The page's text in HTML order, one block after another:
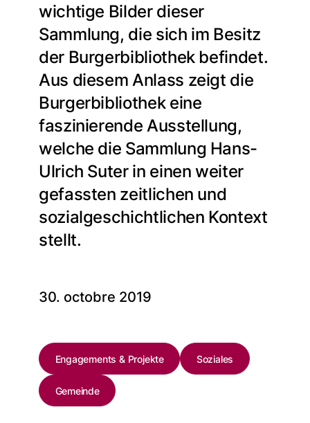
wichtige Bilder dieser
Sammlung, die sich im Besitz
der Burgerbibliothek befindet.
Aus diesem Anlass zeigt die
Burgerbibliothek eine
faszinierende Ausstellung,
welche die Sammlung Hans-
Ulrich Suter in einen weiter
gefassten zeitlichen und
sozialgeschichtlichen Kontext
stellt.
30. octobre 2019
Engagements & Projekte Soziales
Gemeinde